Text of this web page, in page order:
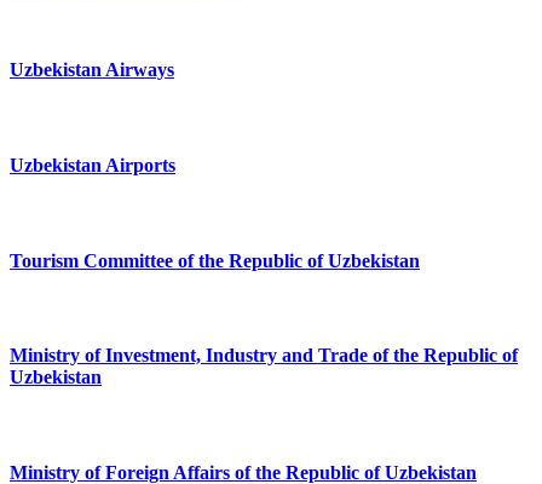
Uzbekistan Airways
Uzbekistan Airports
Tourism Committee of the Republic of Uzbekistan
Ministry of Investment, Industry and Trade of the Republic of
Uzbekistan
Ministry of Foreign Affairs of the Republic of Uzbekistan